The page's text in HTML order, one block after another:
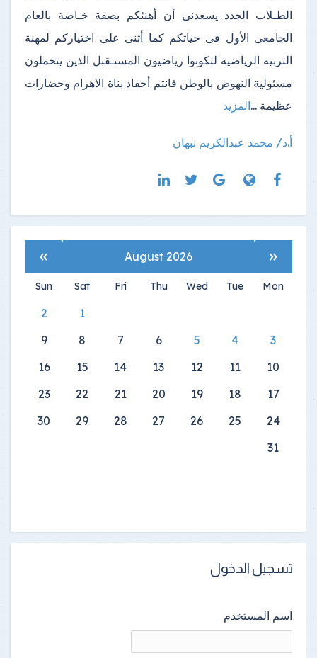
الطـلاب الجدد يسعدنى أن أهنئكم بصفة خـاصة بالعام
الجامعى الأول فى حياتكم كما أثنى على اختياركم لمهنة
التربية الرياضية لتكونوا رياضيون المستـقبل الذين يتحملون
مسئولية النهوض بالوطن فانتم أحفاد بناة الاهرام وحضارات
عظيمة ...المزيد
أ.د/ محمد عبدالكريم نبهان
«
August 2026
»
Mon
Tue
Wed
Thu
Fri
Sat
Sun
1
2
3
4
5
6
7
8
9
10
11
12
13
14
15
16
17
18
19
20
21
22
23
24
25
26
27
28
29
30
31
تسجيل الدخول
اسم المستخدم